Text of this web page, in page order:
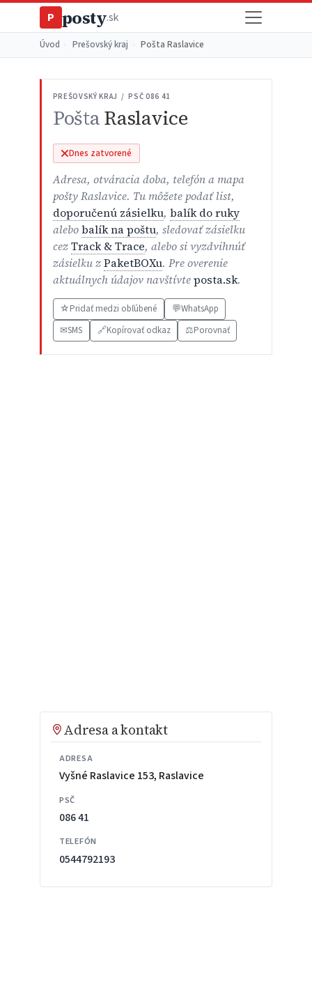
P posty.sk
Úvod Prešovský kraj Pošta Raslavice
PREŠOVSKÝ KRAJ / PSČ 086 41
PoštaRaslavice
Dnes zatvorené
Adresa, otváracia doba, telefón a mapa
pošty Raslavice. Tu môžete podať list,
doporučenú zásielku, balík do ruky
alebobalík na poštu, sledovať zásielku
cezTrack & Trace, alebo si vyzdvihnúť
zásielku zPaketBOXu. Pre overenie
aktuálnych údajov navštívteposta.sk.
☆Pridať medzi obľúbené 💬WhatsApp
✉SMS 🔗Kopírovať odkaz ⚖️Porovnať
Adresa a kontakt
ADRESA
Vyšné Raslavice 153, Raslavice
PSČ
086 41
TELEFÓN
0544792193